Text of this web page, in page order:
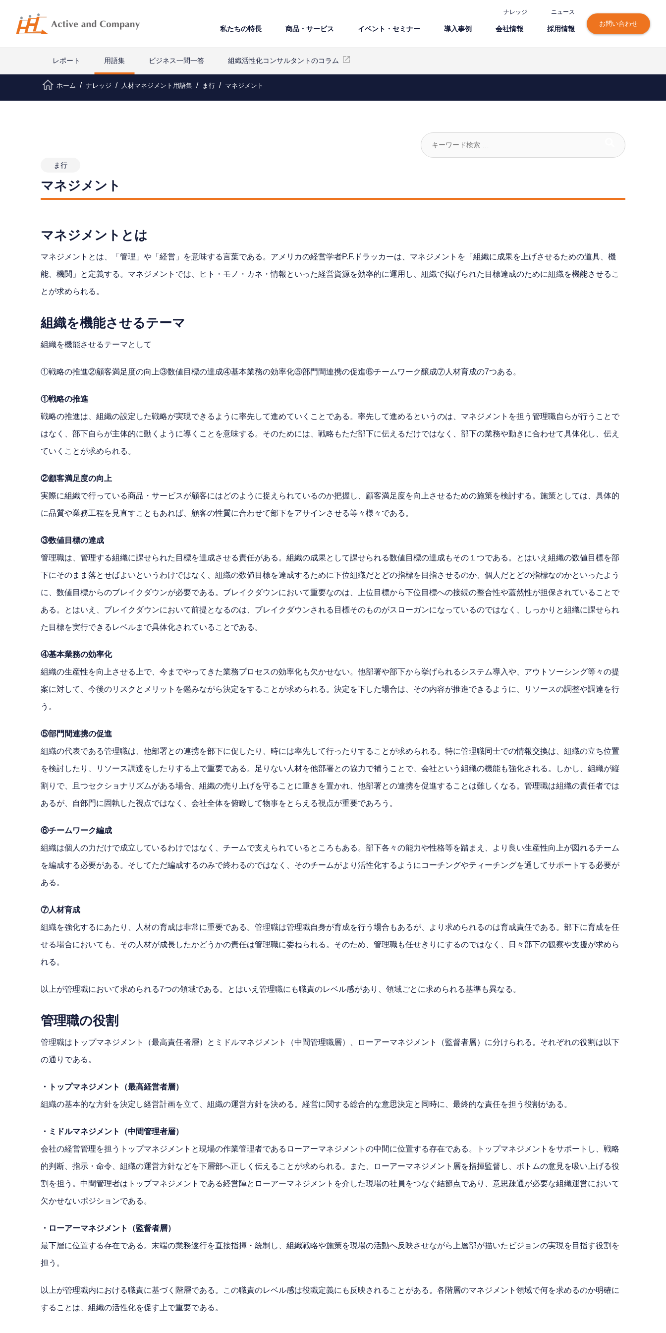
ナレッジ ニュース
私たちの特⻑ 商品・サービス イベント・セミナー 導⼊事例 会社情報 採⽤情報
お問い合わせ
レポート 用語集 ビジネス一問一答 組織活性化コンサルタントのコラム
ホーム ナレッジ 人材マネジメント用語集 ま行 マネジメント
ま行
マネジメント
マネジメントとは
マネジメントとは、「管理」や「経営」を意味する言葉である。アメリカの経営学者P.F.ドラッカーは、マネジメントを「組織に成果を上げさせるための道具、機
能、機関」と定義する。マネジメントでは、ヒト・モノ・カネ・情報といった経営資源を効率的に運用し、組織で掲げられた目標達成のために組織を機能させるこ
とが求められる。
組織を機能させるテーマ
組織を機能させるテーマとして
①戦略の推進②顧客満足度の向上③数値目標の達成④基本業務の効率化⑤部門間連携の促進⑥チームワーク醸成⑦人材育成の7つある。
①戦略の推進
戦略の推進は、組織の設定した戦略が実現できるように率先して進めていくことである。率先して進めるというのは、マネジメントを担う管理職自らが行うことで
はなく、部下自らが主体的に動くように導くことを意味する。そのためには、戦略もただ部下に伝えるだけではなく、部下の業務や動きに合わせて具体化し、伝え
ていくことが求められる。
②顧客満足度の向上
実際に組織で行っている商品・サービスが顧客にはどのように捉えられているのか把握し、顧客満足度を向上させるための施策を検討する。施策としては、具体的
に品質や業務工程を見直すこともあれば、顧客の性質に合わせて部下をアサインさせる等々様々である。
③数値目標の達成
管理職は、管理する組織に課せられた目標を達成させる責任がある。組織の成果として課せられる数値目標の達成もその１つである。とはいえ組織の数値目標を部
下にそのまま落とせばよいというわけではなく、組織の数値目標を達成するために下位組織だとどの指標を目指させるのか、個人だとどの指標なのかといったよう
に、数値目標からのブレイクダウンが必要である。ブレイクダウンにおいて重要なのは、上位目標から下位目標への接続の整合性や蓋然性が担保されていることで
ある。とはいえ、ブレイクダウンにおいて前提となるのは、ブレイクダウンされる目標そのものがスローガンになっているのではなく、しっかりと組織に課せられ
た目標を実行できるレベルまで具体化されていることである。
④基本業務の効率化
組織の生産性を向上させる上で、今までやってきた業務プロセスの効率化も欠かせない。他部署や部下から挙げられるシステム導入や、アウトソーシング等々の提
案に対して、今後のリスクとメリットを鑑みながら決定をすることが求められる。決定を下した場合は、その内容が推進できるように、リソースの調整や調達を行
う。
⑤部門間連携の促進
組織の代表である管理職は、他部署との連携を部下に促したり、時には率先して行ったりすることが求められる。特に管理職同士での情報交換は、組織の立ち位置
を検討したり、リソース調達をしたりする上で重要である。足りない人材を他部署との協力で補うことで、会社という組織の機能も強化される。しかし、組織が縦
割りで、且つセクショナリズムがある場合、組織の売り上げを守ることに重きを置かれ、他部署との連携を促進することは難しくなる。管理職は組織の責任者では
あるが、自部門に固執した視点ではなく、会社全体を俯瞰して物事をとらえる視点が重要であろう。
⑥チームワーク編成
組織は個人の力だけで成立しているわけではなく、チームで支えられているところもある。部下各々の能力や性格等を踏まえ、より良い生産性向上が図れるチーム
を編成する必要がある。そしてただ編成するのみで終わるのではなく、そのチームがより活性化するようにコーチングやティーチングを通してサポートする必要が
ある。
⑦人材育成
組織を強化するにあたり、人材の育成は非常に重要である。管理職は管理職自身が育成を行う場合もあるが、より求められるのは育成責任である。部下に育成を任
せる場合においても、その人材が成長したかどうかの責任は管理職に委ねられる。そのため、管理職も任せきりにするのではなく、日々部下の観察や支援が求めら
れる。
以上が管理職において求められる7つの領域である。とはいえ管理職にも職責のレベル感があり、領域ごとに求められる基準も異なる。
管理職の役割
管理職はトップマネジメント（最高責任者層）とミドルマネジメント（中間管理職層）、ローアーマネジメント（監督者層）に分けられる。それぞれの役割は以下
の通りである。
・トップマネジメント（最高経営者層）
組織の基本的な方針を決定し経営計画を立て、組織の運営方針を決める。経営に関する総合的な意思決定と同時に、最終的な責任を担う役割がある。
・ミドルマネジメント（中間管理者層）
会社の経営管理を担うトップマネジメントと現場の作業管理者であるローアーマネジメントの中間に位置する存在である。トップマネジメントをサポートし、戦略
的判断、指示・命令、組織の運営方針などを下層部へ正しく伝えることが求められる。また、ローアーマネジメント層を指揮監督し、ボトムの意見を吸い上げる役
割を担う。中間管理者はトップマネジメントである経営陣とローアーマネジメントを介した現場の社員をつなぐ結節点であり、意思疎通が必要な組織運営において
欠かせないポジションである。
・ローアーマネジメント（監督者層）
最下層に位置する存在である。末端の業務遂行を直接指揮・統制し、組織戦略や施策を現場の活動へ反映させながら上層部が描いたビジョンの実現を目指す役割を
担う。
以上が管理職内における職責に基づく階層である。この職責のレベル感は役職定義にも反映されることがある。各階層のマネジメント領域で何を求めるのか明確に
することは、組織の活性化を促す上で重要である。